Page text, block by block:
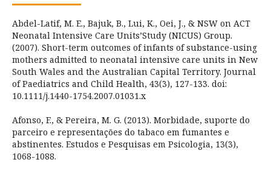
Abdel-Latif, M. E., Bajuk, B., Lui, K., Oei, J., & NSW on ACT
Neonatal Intensive Care Units’Study (NICUS) Group.
(2007). Short-term outcomes of infants of substance-using
mothers admitted to neonatal intensive care units in New
South Wales and the Australian Capital Territory. Journal
of Paediatrics and Child Health, 43(3), 127-133. doi:
10.1111/j.1440-1754.2007.01031.x
Afonso, F., & Pereira, M. G. (2013). Morbidade, suporte do
parceiro e representações do tabaco em fumantes e
abstinentes. Estudos e Pesquisas em Psicologia, 13(3),
1068-1088.